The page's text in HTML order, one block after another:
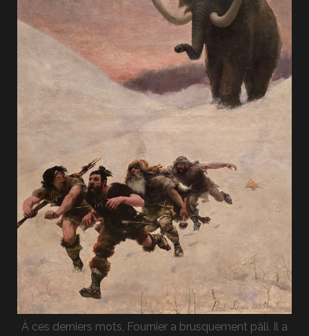
À ces derniers mots, Fournier a brusquement pâli. Il a